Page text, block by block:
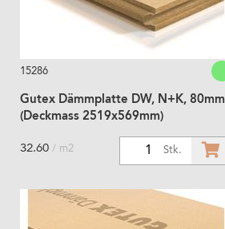
15286
Gutex Dämmplatte DW, N+K, 80mm
(Deckmass 2519x569mm)
Stk.
32.60 / m2